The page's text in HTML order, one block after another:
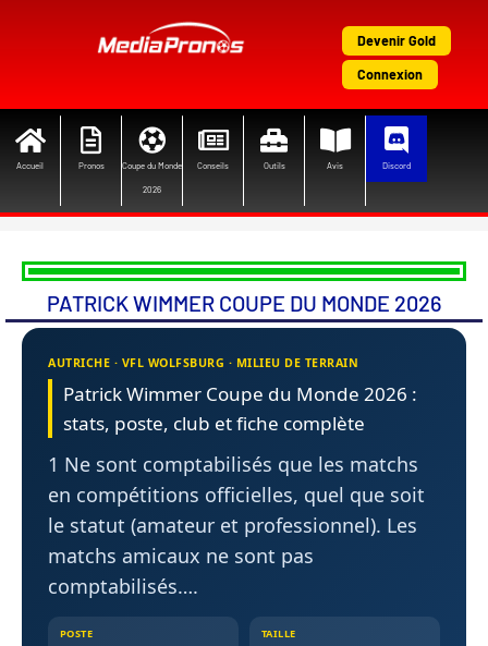
Devenir Gold
Connexion
Accueil Pronos Coupe du Monde
2026
Conseils Outils Avis Discord
PATRICK WIMMER COUPE DU MONDE 2026
AUTRICHE · VFL WOLFSBURG · MILIEU DE TERRAIN
Patrick Wimmer Coupe du Monde 2026 :
stats, poste, club et fiche complète
1 Ne sont comptabilisés que les matchs
en compétitions officielles, quel que soit
le statut (amateur et professionnel). Les
matchs amicaux ne sont pas
comptabilisés….
POSTE TAILLE